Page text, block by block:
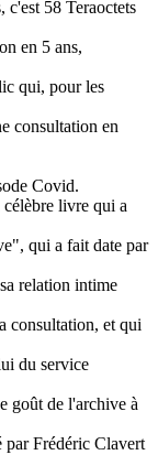
c'est 58 Teraoctets
en 5 ans,
qui, pour les
consultation en
Covid.
livre qui a
qui a fait date par
relation intime
consultation, et qui
du service
goût de l'archive à
par Frédéric Clavert